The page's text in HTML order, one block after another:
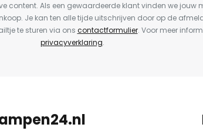
content. Als een gewaardeerde klant vinden we jouw
Je kan ten alle tijde uitschrijven door op de
te sturen via ons contactformulier. Voor meer
privacyverklaring.